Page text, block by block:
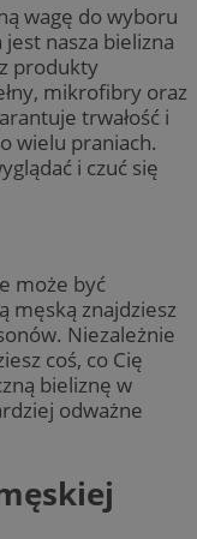
wagę do wyboru
nasza bielizna
produkty
mikrofibry oraz
trwałość i
wielu praniach.
i czuć się
może być
męską znajdziesz
Niezależnie
coś, co Cię
bieliznę w
odważne